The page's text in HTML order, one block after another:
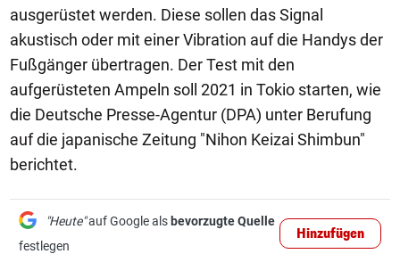
ausgerüstet werden. Diese sollen das Signal
akustisch oder mit einer Vibration auf die Handys der
Fußgänger übertragen. Der Test mit den
aufgerüsteten Ampeln soll 2021 in Tokio starten, wie
die Deutsche Presse-Agentur (DPA) unter Berufung
auf die japanische Zeitung "Nihon Keizai Shimbun"
berichtet.
"Heute"auf Google als bevorzugte Quelle
festlegen
Hinzufügen